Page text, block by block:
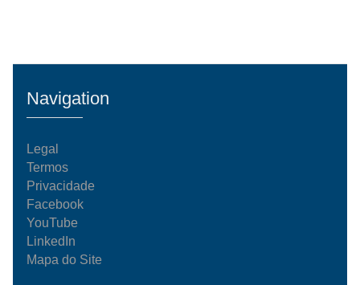
Navigation
Legal
Termos
Privacidade
Facebook
YouTube
LinkedIn
Mapa do Site